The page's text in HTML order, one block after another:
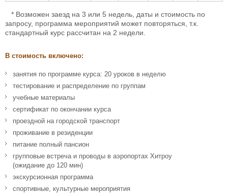
* Возможен заезд на 3 или 5 недель, даты и стоимость по
запросу, программа мероприятий может повторяться, т.к.
стандартный курс рассчитан на 2 недели.
В стоимость включено:
занятия по программе курса: 20 уроков в неделю
тестирование и распределение по группам
учебные материалы
сертификат по окончании курса
проездной на городской транспорт
проживание в резиденции
питание полный пансион
групповые встреча и проводы в аэропортах Хитроу
(ожидание до 120 мин)
экскурсионная программа
спортивные, культурные мероприятия